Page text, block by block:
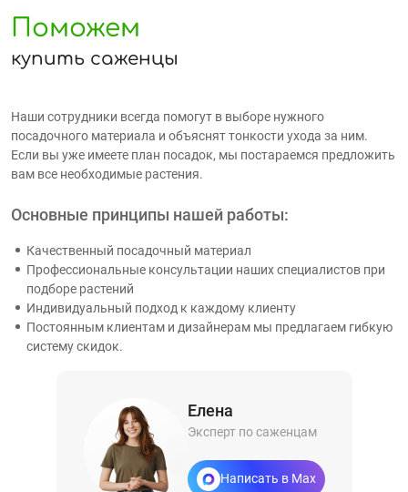
Поможем
купить саженцы
Наши сотрудники всегда помогут в выборе нужного
посадочного материала и объяснят тонкости ухода за ним.
Если вы уже имеете план посадок, мы постараемся предложить
вам все необходимые растения.
Основные принципы нашей работы:
Качественный посадочный материал
Профессиональные консультации наших специалистов при
подборе растений
Индивидуальный подход к каждому клиенту
Постоянным клиентам и дизайнерам мы предлагаем гибкую
систему скидок.
Елена
Эксперт по саженцам
Написать в Max